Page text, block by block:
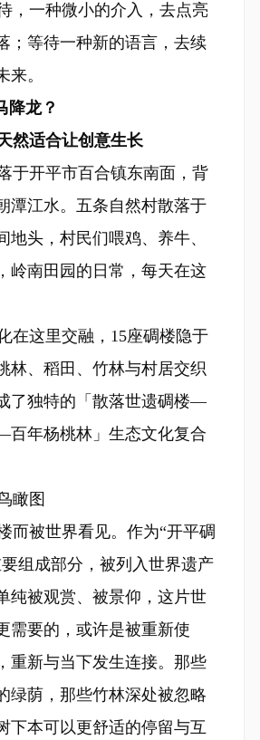
，一种微小的介入，去点亮
；等待一种新的语言，去续
来。
降龙？
然适合让创意生长
于开平市百合镇东南面，背
潭江水。五条自然村散落于
地头，村民们喂鸡、养牛、
岭南田园的日常，每天在这
在这里交融，15座碉楼隐于
林、稻田、竹林与村居交织
了独特的「散落世遗碉楼—
年杨桃林」生态文化复合
瞰图
而被世界看见。作为“开平碉
组成部分，被列入世界遗产
纯被观赏、被景仰，这片世
需要的，或许是被重新使
重新与当下发生连接。那些
绿荫，那些竹林深处被忽略
下本可以更舒适的停留与互